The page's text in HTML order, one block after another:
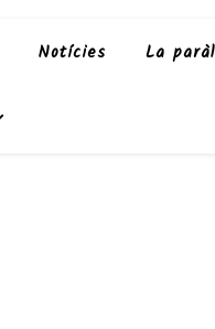
Notícies La